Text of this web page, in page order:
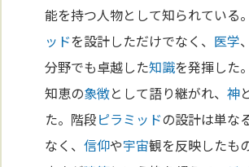
能を持つ人物として知られている
ッドを設計しただけでなく、 医学
分野でも卓越した知識を発揮した
知恵の象徴として語り継がれ、神
た。階段ピラミッドの設計は単な
なく、信仰や宇宙観を反映したも